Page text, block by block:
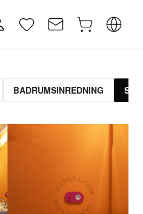
BADRUMSINREDNING